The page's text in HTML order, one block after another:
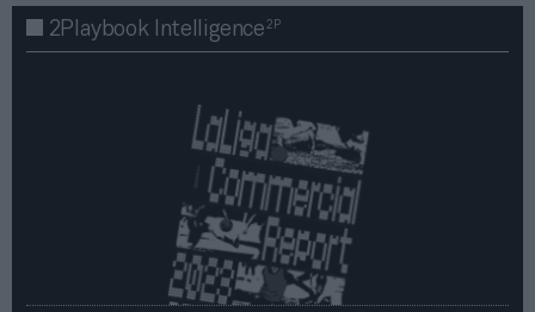
2Playbook Intelligence2P